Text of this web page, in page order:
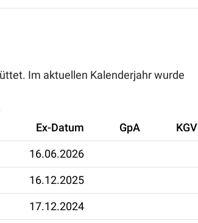
Im aktuellen Kalenderjahr wurde
Ex-Datum GpA KGV
16.06.2026
16.12.2025
17.12.2024